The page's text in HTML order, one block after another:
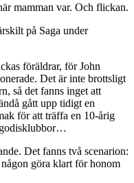
mamman var. Och flickan.
på Saga under
föräldrar, för John
Det är inte brottsligt
så det fanns inget att
gått upp tidigt en
för att träffa en 10-årig
godisklubbor…
Det fanns två scenarion:
göra klart för honom